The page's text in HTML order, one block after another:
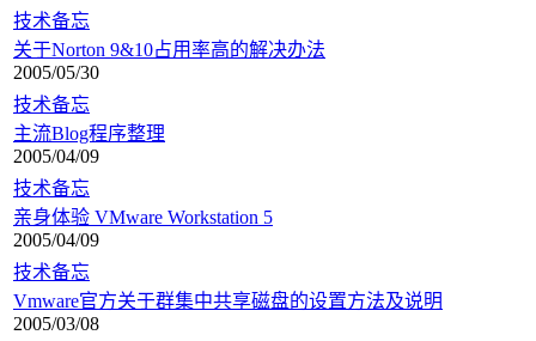
技术备忘
关于Norton 9&10占用率高的解决办法
2005/05/30
技术备忘
主流Blog程序整理
2005/04/09
技术备忘
亲身体验 VMware Workstation 5
2005/04/09
技术备忘
Vmware官方关于群集中共享磁盘的设置方法及说明
2005/03/08